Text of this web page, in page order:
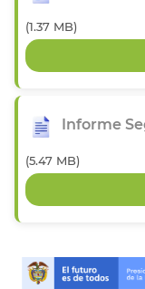
(1.37 MB)
Informe
(5.47 MB)